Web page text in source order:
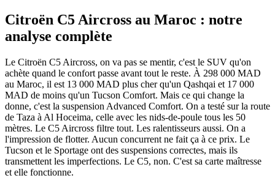
Citroën C5 Aircross au Maroc : notre
analyse complète
Le Citroën C5 Aircross, on va pas se mentir, c'est le SUV qu'on
achète quand le confort passe avant tout le reste. À 298 000 MAD
au Maroc, il est 13 000 MAD plus cher qu'un Qashqai et 17 000
MAD de moins qu'un Tucson Comfort. Mais ce qui change la
donne, c'est la suspension Advanced Comfort. On a testé sur la route
de Taza à Al Hoceima, celle avec les nids-de-poule tous les 50
mètres. Le C5 Aircross filtre tout. Les ralentisseurs aussi. On a
l'impression de flotter. Aucun concurrent ne fait ça à ce prix. Le
Tucson et le Sportage ont des suspensions correctes, mais ils
transmettent les imperfections. Le C5, non. C'est sa carte maîtresse
et elle fonctionne.